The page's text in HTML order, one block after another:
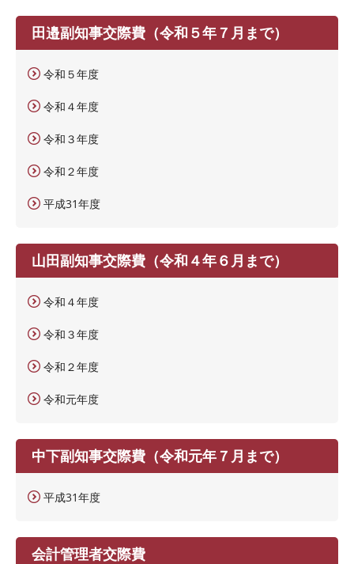
田邉副知事交際費（令和５年７月まで）
令和５年度
令和４年度
令和３年度
令和２年度
平成31年度
山田副知事交際費（令和４年６月まで）
令和４年度
令和３年度
令和２年度
令和元年度
中下副知事交際費（令和元年７月まで）
平成31年度
会計管理者交際費